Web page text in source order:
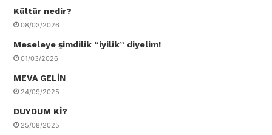
Kültür nedir?
08/03/2026
Meseleye şimdilik “iyilik” diyelim!
01/03/2026
MEVA GELİN
24/09/2025
DUYDUM Kİ?
25/08/2025